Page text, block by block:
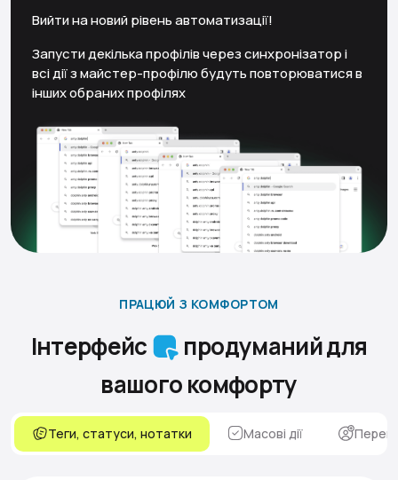
Вийти на новий рівень автоматизації!
Запусти декілька профілів через синхронізатор і
всі дії з майстер-профілю будуть повторюватися в
інших обраних профілях
ПРАЦЮЙ З КОМФОРТОМ
Інтерфейс
продуманий для
вашого комфорту
Теги, статуси, нотатки Масові дії